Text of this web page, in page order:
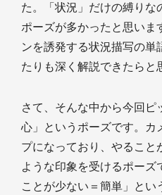
た。「状況」だけの縛りな
ポーズが多かったと思いま
ンを誘発する状況描写の単
たりも深く解説できたらと
さて、そんな中から今回ピ
心」というポーズです。カ
プになっており、やること
ような印象を受けるポーズ
ことが少ない＝簡単」とい